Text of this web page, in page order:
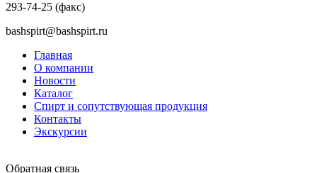
293-74-25 (факс)
bashspirt@bashspirt.ru
Главная
О компании
Новости
Каталог
Спирт и сопутствующая продукция
Контакты
Экскурсии
Обратная связь